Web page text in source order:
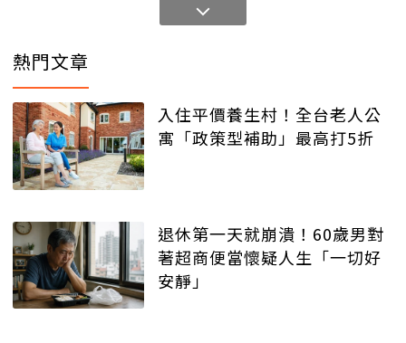
熱門文章
入住平價養生村！全台老人公
寓「政策型補助」最高打5折
退休第一天就崩潰！60歲男對
著超商便當懷疑人生「一切好
安靜」